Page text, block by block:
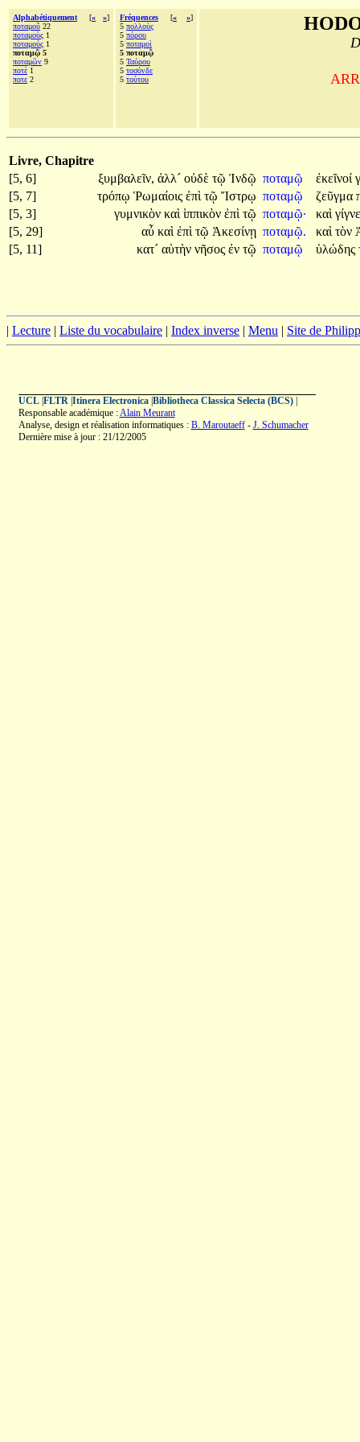
Alphabétiquement [« »]
ποταμοῦ 22
ποταμοὺς 1
ποταμούς 1
ποταμῷ 5
ποταμῶν 9
ποτὲ 1
ποτε 2
Fréquences [« »]
5 πολλοὺς
5 πόρου
5 ποταμοὶ
5 ποταμῷ
5 Ταύρου
5 τοσόνδε
5 τούτου
Livre, Chapitre
[5, 6]
ξυμβαλεῖν, ἀλλ´ οὐδὲ τῷ Ἰνδῷ ποταμῷ ἐκεῖνοί
[5, 7]
τρόπῳ Ῥωμαίοις ἐπὶ τῷ Ἴστρῳ ποταμῷ ζεῦγμα
[5, 3]
γυμνικὸν καὶ ἱππικὸν ἐπὶ τῷ ποταμῷ· καὶ
[5, 29]
αὖ καὶ ἐπὶ τῷ Ἀκεσίνῃ ποταμῷ. καὶ τὸν
[5, 11]
κατ´ αὐτὴν νῆσος ἐν τῷ ποταμῷ ὑλώδης
| Lecture | Liste du vocabulaire | Index inverse | Menu | Site de
UCL| FLTR| Itinera Electronica| Bibliotheca Classica Selecta (BCS)|
Responsable académique :Alain Meurant
Analyse, design et réalisation informatiques : B. Maroutaeff- J. Schumacher
Dernière mise à jour : 21/12/2005